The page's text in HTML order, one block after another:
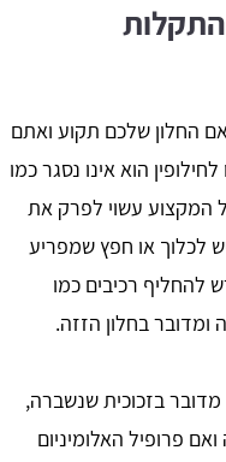
התקלות
החלון שלכם תקוע ואתם
הוא אינו נסגר כמו
המקצוע עשוי לפרק את
לכלוך או חפץ שמפריע
להחליף רכיבים כמו
ומדובר בחלון הזזה.
בזכוכית שנשברה,
פרופיל האלומיניום